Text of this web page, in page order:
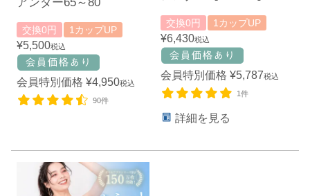
アンダー65～80
交換0円 1カップUP
¥5,500税込
会員特別価格 ¥4,950税込
90件
交換0円 1カップUP
¥6,430税込
会員特別価格 ¥5,787税込
1件
詳細を見る